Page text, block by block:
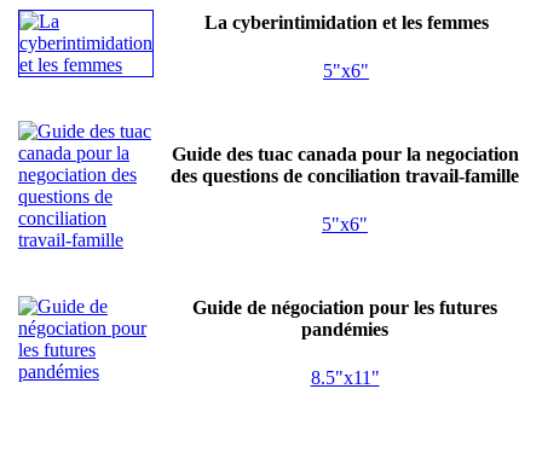
La cyberintimidation et les femmes
5"x6"
Guide des tuac canada pour la negociation
des questions de conciliation travail-famille
5"x6"
Guide de négociation pour les futures
pandémies
8.5"x11"